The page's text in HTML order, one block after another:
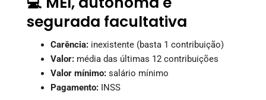
segurada facultativa
Carência: inexistente (basta 1 contribuição)
Valor: média das últimas 12 contribuições
Valor mínimo: salário mínimo
Pagamento: INSS